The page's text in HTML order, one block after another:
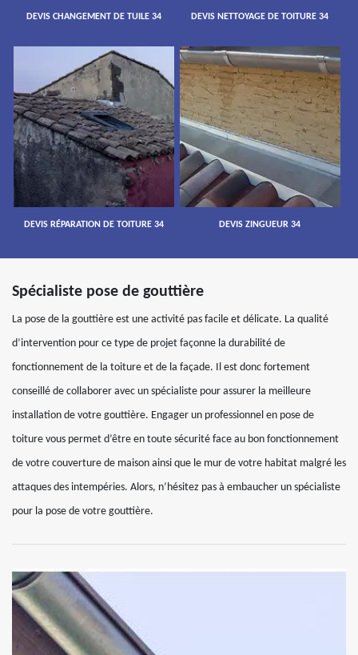
DEVIS CHANGEMENT DE TUILE 34 DEVIS NETTOYAGE DE TOITURE 34
DEVIS RÉPARATION DE TOITURE 34 DEVIS ZINGUEUR 34
Spécialiste pose de gouttière
La pose de la gouttière est une activité pas facile et délicate. La qualité
d’intervention pour ce type de projet façonne la durabilité de
fonctionnement de la toiture et de la façade. Il est donc fortement
conseillé de collaborer avec un spécialiste pour assurer la meilleure
installation de votre gouttière. Engager un professionnel en pose de
toiture vous permet d’être en toute sécurité face au bon fonctionnement
de votre couverture de maison ainsi que le mur de votre habitat malgré les
attaques des intempéries. Alors, n’hésitez pas à embaucher un spécialiste
pour la pose de votre gouttière.